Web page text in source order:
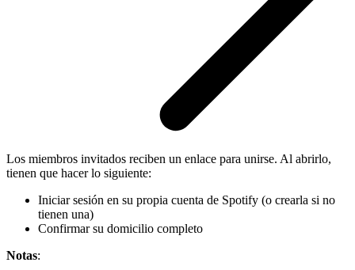
Los miembros invitados reciben un enlace para unirse. Al abrirlo,
tienen que hacer lo siguiente:
Iniciar sesión en su propia cuenta de Spotify (o crearla si no
tienen una)
Confirmar su domicilio completo
Notas: